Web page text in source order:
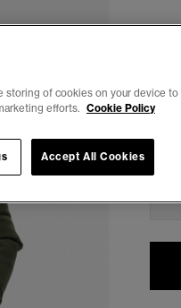
storing of cookies on your device
efforts. Cookie Policy
Accept All Cookies